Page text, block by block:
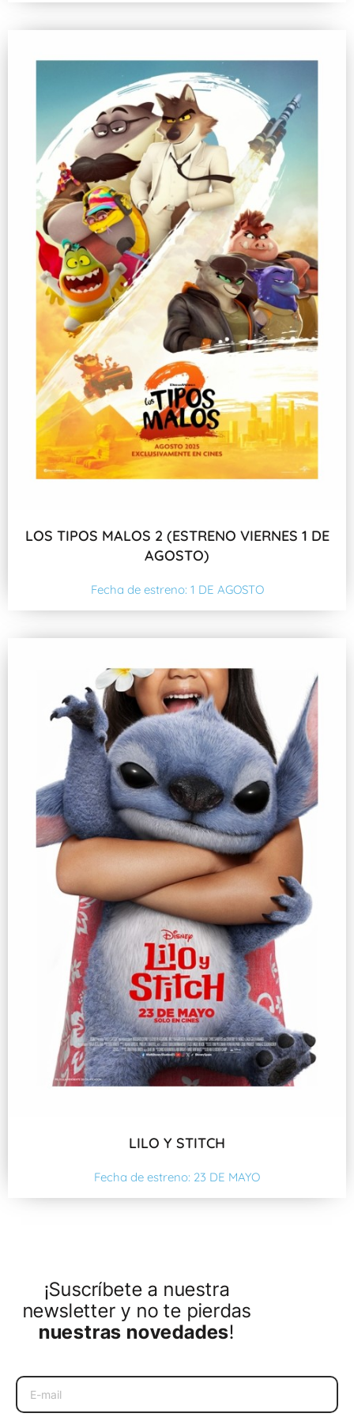
LOS TIPOS MALOS 2 (ESTRENO VIERNES 1 DE
AGOSTO)
Fecha de estreno: 1 DE AGOSTO
LILO Y STITCH
Fecha de estreno: 23 DE MAYO
¡Suscríbete a nuestra
newsletter y no te pierdas
nuestras novedades!
Email